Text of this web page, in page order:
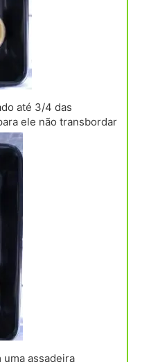
até 3/4 das
ele não transbordar
assadeira